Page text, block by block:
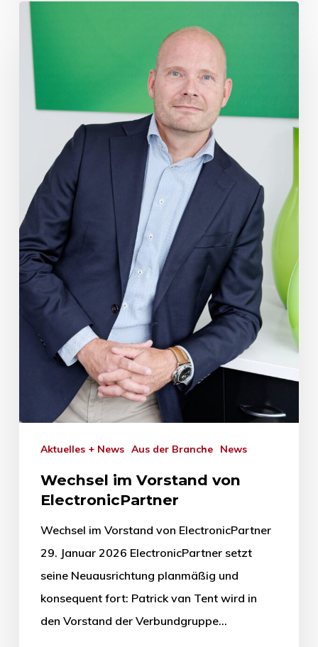
Aktuelles + News Aus der Branche News
Wechsel im Vorstand von
ElectronicPartner
Wechsel im Vorstand von ElectronicPartner
29. Januar 2026 ElectronicPartner setzt
seine Neuausrichtung planmäßig und
konsequent fort: Patrick van Tent wird in
den Vorstand der Verbundgruppe…